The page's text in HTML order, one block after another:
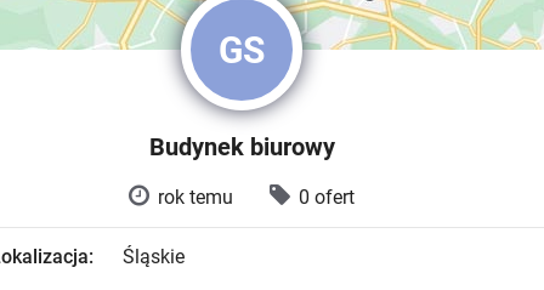
GS
Budynek biurowy
rok temu 0 ofert
Śląskie